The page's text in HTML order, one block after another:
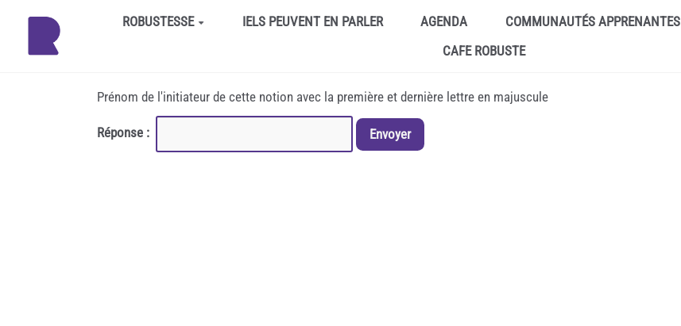
Aller au contenu principalROBUSTESSE IELS PEUVENT EN PARLER AGENDA COMMUNAUTÉS APPRENANTES
CAFE ROBUSTE
Prénom de l'initiateur de cette notion avec la première et dernière lettre en majuscule
Réponse : Envoyer